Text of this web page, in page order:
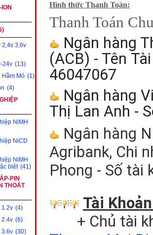
2,4v 3,6v
24v (13)
Hầm Mỏ (1)
(4)
NiMH
NiCD
NiMH
biệt (41)
PIN
THOÁT
1.2v (4)
2.4v (6)
3.6v (30)
Hình thức Thanh Toán:
Thanh Toán
Ngân hàng
(ACB) - Tên
46047067
Ngân hàng
Thị Lan Anh -
Ngân hàng
Agribank, Chi
Phong - Số tài
Tài
+ Chủ tài